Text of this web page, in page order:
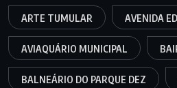
ARTE TUMULAR AVENIDA
AVIAQUÁRIO MUNICIPAL
BALNEÁRIO DO PARQUE DEZ